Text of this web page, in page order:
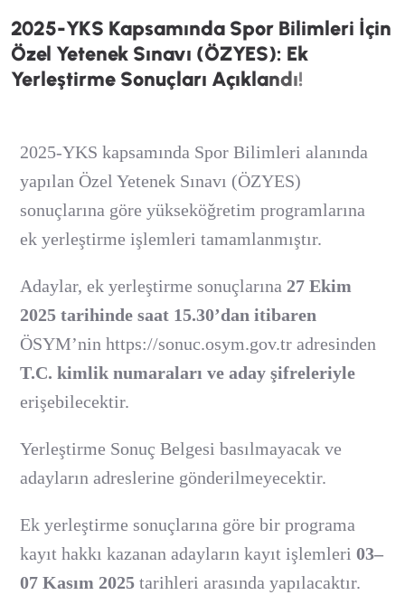
2025-YKS Kapsamında Spor Bilimleri İçin
Özel Yetenek Sınavı (ÖZYES): Ek
Yerleştirme Sonuçları Açıklandı!
2025-YKS kapsamında Spor Bilimleri alanında
yapılan Özel Yetenek Sınavı (ÖZYES)
sonuçlarına göre yükseköğretim programlarına
ek yerleştirme işlemleri tamamlanmıştır.
Adaylar, ek yerleştirme sonuçlarına 27 Ekim
2025 tarihinde saat 15.30’dan itibaren
ÖSYM’nin https://sonuc.osym.gov.tr adresinden
T.C. kimlik numaraları ve aday şifreleriyle
erişebilecektir.
Yerleştirme Sonuç Belgesi basılmayacak ve
adayların adreslerine gönderilmeyecektir.
Ek yerleştirme sonuçlarına göre bir programa
kayıt hakkı kazanan adayların kayıt işlemleri 03–
07 Kasım 2025 tarihleri arasında yapılacaktır.